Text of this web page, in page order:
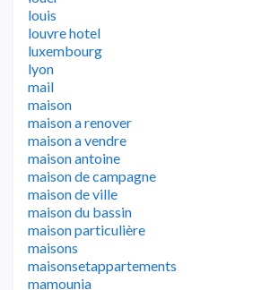
louis
louvre hotel
luxembourg
lyon
mail
maison
maison a renover
maison a vendre
maison antoine
maison de campagne
maison de ville
maison du bassin
maison particulière
maisons
maisonsetappartements
mamounia